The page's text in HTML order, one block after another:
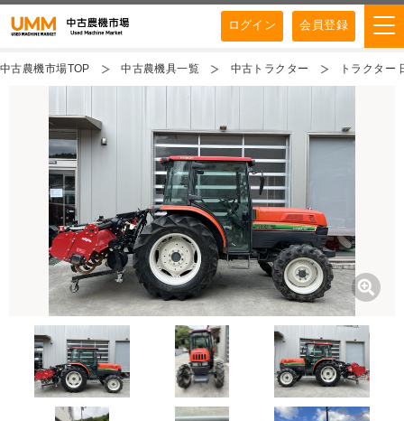
ログイン 会員登録
中古農機市場TOP 中古農機具一覧 中古トラクター トラクター